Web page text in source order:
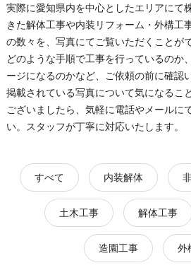
実際に愛知県内を中心としたエリアにて
きた解体工事や内装リフォーム・外構工
の数々を、写真にてご覧いただくことが
どのような手順で工事を行っているのか
ージになるのかなど、ご依頼の前に確認
掲載されている写真について気になるこ
ございましたら、気軽に電話やメールに
い。スタッフが丁寧に対応いたします。
すべて 内装解体
土木工事 解体工事
造園工事 外